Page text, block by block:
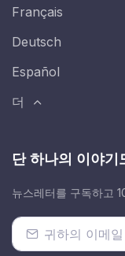
Français
Deutsch
Español
더
단 하나의 이야기
뉴스레터를 구독하고